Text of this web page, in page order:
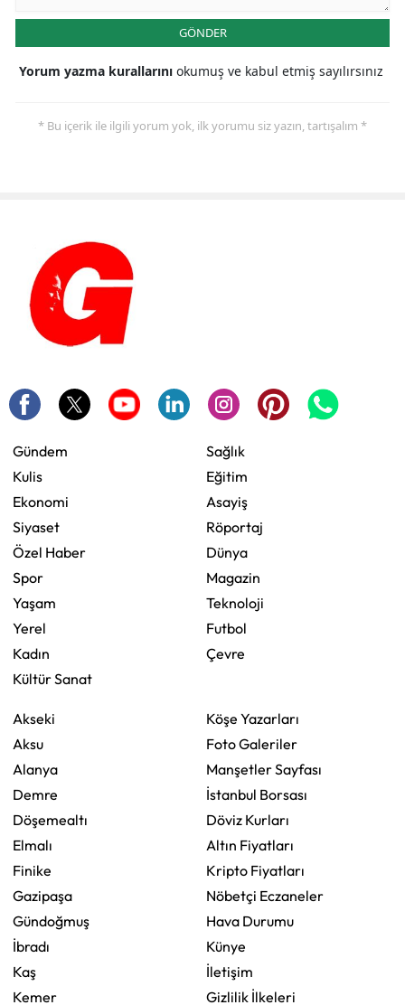
GÖNDER
Yorum yazma kurallarını okumuş ve kabul etmiş sayılırsınız
* Bu içerik ile ilgili yorum yok, ilk yorumu siz yazın, tartışalım *
Gündem
Kulis
Ekonomi
Siyaset
Özel Haber
Spor
Yaşam
Yerel
Kadın
Kültür Sanat
Sağlık
Eğitim
Asayiş
Röportaj
Dünya
Magazin
Teknoloji
Futbol
Çevre
Akseki
Aksu
Alanya
Demre
Döşemealtı
Elmalı
Finike
Gazipaşa
Gündoğmuş
İbradı
Kaş
Kemer
Köşe Yazarları
Foto Galeriler
Manşetler Sayfası
İstanbul Borsası
Döviz Kurları
Altın Fiyatları
Kripto Fiyatları
Nöbetçi Eczaneler
Hava Durumu
Künye
İletişim
Gizlilik İlkeleri